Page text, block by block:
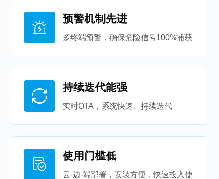
预警机制先进
多终端预警，确保危险信号100%捕获
持续迭代能强
实时OTA，系统快速、持续迭代
使用门槛低
云-边-端部署，安装方便，快速投入使